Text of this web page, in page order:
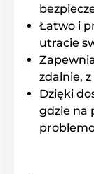
Łatwo i
utracie
zdalnie,
Dzięki
gdzie na